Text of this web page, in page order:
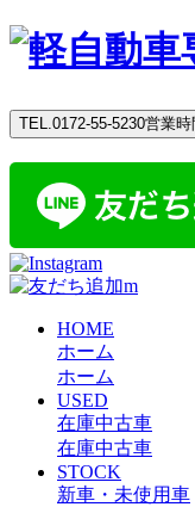
Skip
TEL.0172-55-5230営業
HOME
ホーム
ホーム
USED
在庫中古車
在庫中古車
STOCK
新車・未使用車